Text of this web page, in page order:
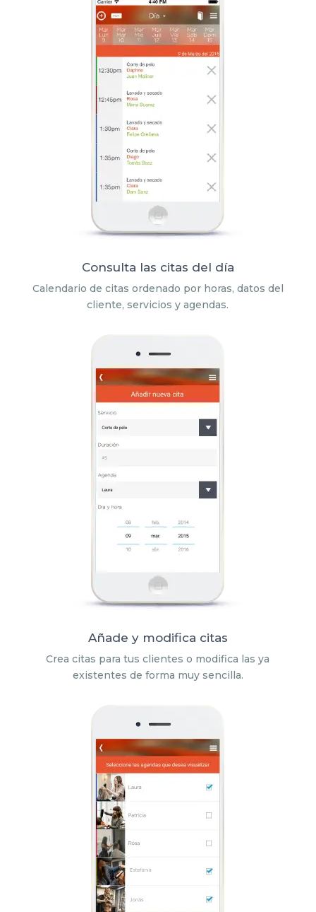
Consulta las citas del día
Calendario de citas ordenado por horas, datos del
cliente, servicios y agendas.
Añade y modifica citas
Crea citas para tus clientes o modifica las ya
existentes de forma muy sencilla.